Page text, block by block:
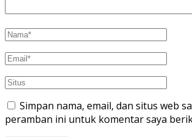
Simpan nama, email, dan situs web
peramban ini untuk komentar saya